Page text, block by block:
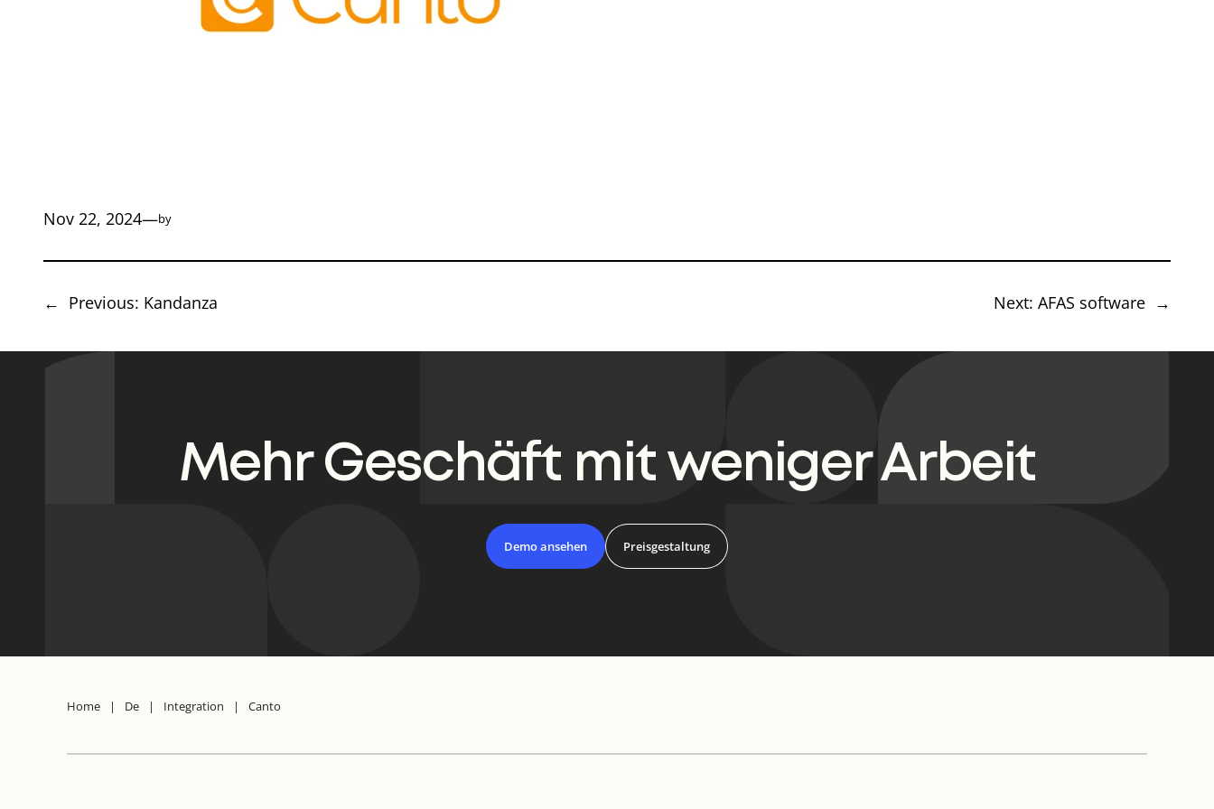
Nov 22, 2024—by
← Previous: Kandanza Next: AFAS software →
Mehr Geschäft mit weniger Arbeit
Demo ansehen Preisgestaltung
Home | De | Integration | Canto